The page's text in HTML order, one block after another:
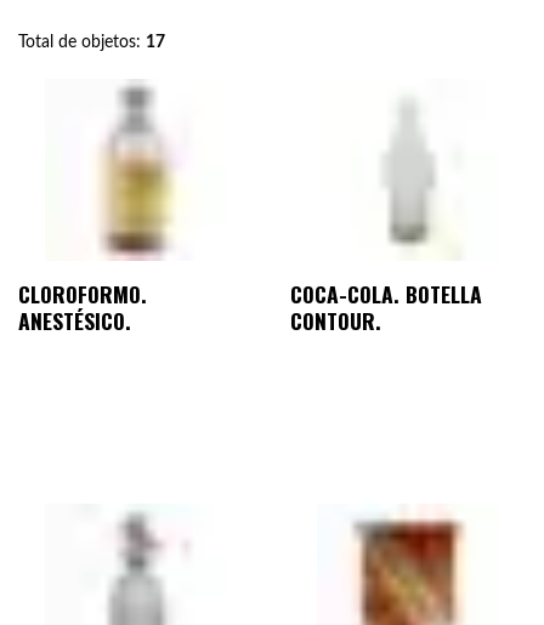
Total de objetos: 17
CLOROFORMO.
ANESTÉSICO.
COCA-COLA. BOTELLA
CONTOUR.